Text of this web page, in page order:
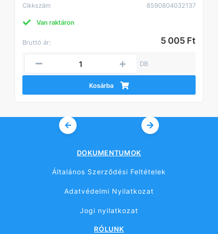
Cikkszám 8590804032137
Van raktáron
Bruttó ár: 5 005 Ft
DB
Kosárba
DOKUMENTUMOK
Általános Szerződési Feltételek
Adatvédelmi Nyilatkozat
Jogi nyilatkozat
RÓLUNK